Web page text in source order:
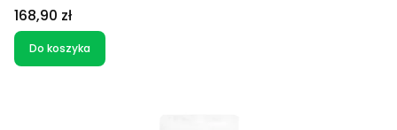
Cena
168,90 zł
Do koszyka